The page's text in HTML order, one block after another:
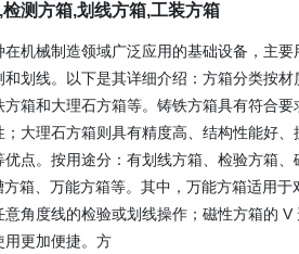
测方箱,划线方箱,工装方箱
在机械制造领域广泛应用的基础设备，主要
划线。以下是其详细介绍：方箱分类按材
方箱和大理石方箱等。铸铁方箱具有符合要
；大理石方箱则具有精度高、结构性能好、
优点。按用途分：有划线方箱、检验方箱、
箱、万能方箱等。其中，万能方箱适用于
意角度线的检验或划线操作；磁性方箱的 V
用更加便捷。方